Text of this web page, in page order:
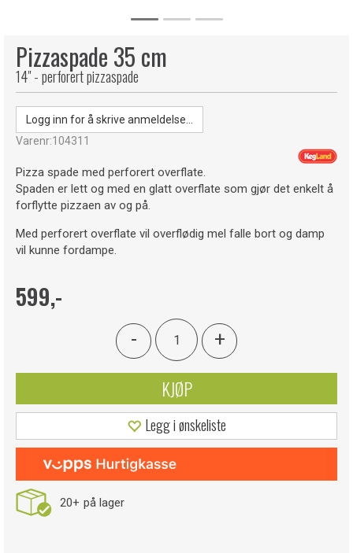
Pizzaspade 35 cm
14" - perforert pizzaspade
Logg inn for å skrive anmeldelse...
Varenr:104311
Pizza spade med perforert overflate.
Spaden er lett og med en glatt overflate som gjør det enkelt å
forflytte pizzaen av og på.
Med perforert overflate vil overflødig mel falle bort og damp
vil kunne fordampe.
599,-
- +
KJØP
Legg i ønskeliste
20+ på lager